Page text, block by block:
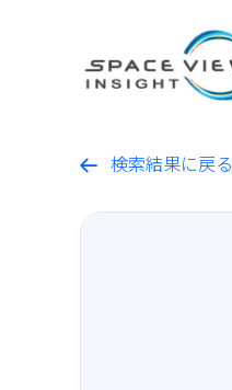
 検索結果に戻る